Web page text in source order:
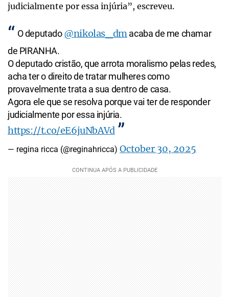
judicialmente por essa injúria”, escreveu.
O deputado@nikolas_dm acaba de me chamar
de PIRANHA.
O deputado cristão, que arrota moralismo pelas redes,
acha ter o direito de tratar mulheres como
provavelmente trata a sua dentro de casa.
Agora ele que se resolva porque vai ter de responder
judicialmente por essa injúria.
https://t.co/eE6juNbAVd
— regina ricca (@reginahricca) October 30, 2025